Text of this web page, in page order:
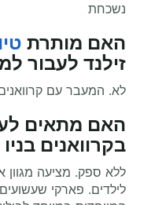
נשכחת
האם מותרת
זילנד לעבור
לא. המעבר עם
האם מתאים
בקרוואנים
ללא ספק. מציעה מגוון
לילדים. פארקי